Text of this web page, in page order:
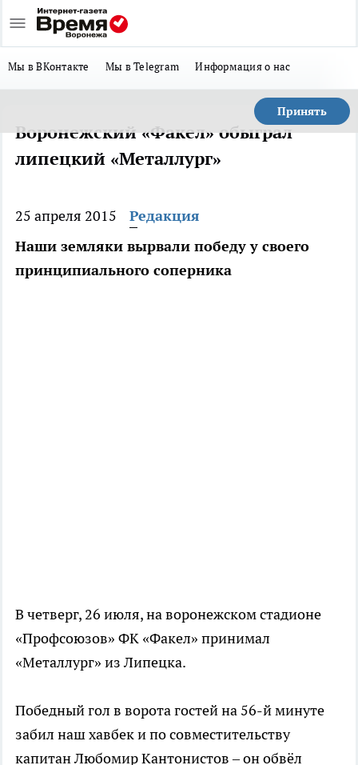
Мы в ВКонтакте Мы в Telegram Информация о нас
Принять
Воронежский «Факел» обыграл
липецкий «Металлург»
25 апреля 2015
Редакция
Наши земляки вырвали победу у своего
принципиального соперника
В четверг, 26 июля, на воронежском стадионе
«Профсоюзов» ФК «Факел» принимал
«Металлург» из Липецка.
Победный гол в ворота гостей на 56-й минуте
забил наш хавбек и по совместительству
капитан Любомир Кантонистов – он обвёл